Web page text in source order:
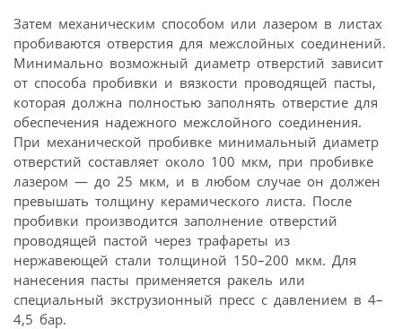
Затем механическим способом или лазером в листах
пробиваются отверстия для межслойных соединений.
Минимально возможный диаметр отверстий зависит
от способа пробивки и вязкости проводящей пасты,
которая должна полностью заполнять отверстие для
обеспечения надежного межслойного соединения.
При механической пробивке минимальный диаметр
отверстий составляет около 100 мкм, при пробивке
лазером — до 25 мкм, и в любом случае он должен
превышать толщину керамического листа. После
пробивки производится заполнение отверстий
проводящей пастой через трафареты из
нержавеющей стали толщиной 150–200 мкм. Для
нанесения пасты применяется ракель или
специальный экструзионный пресс с давлением в 4–
4,5 бар.